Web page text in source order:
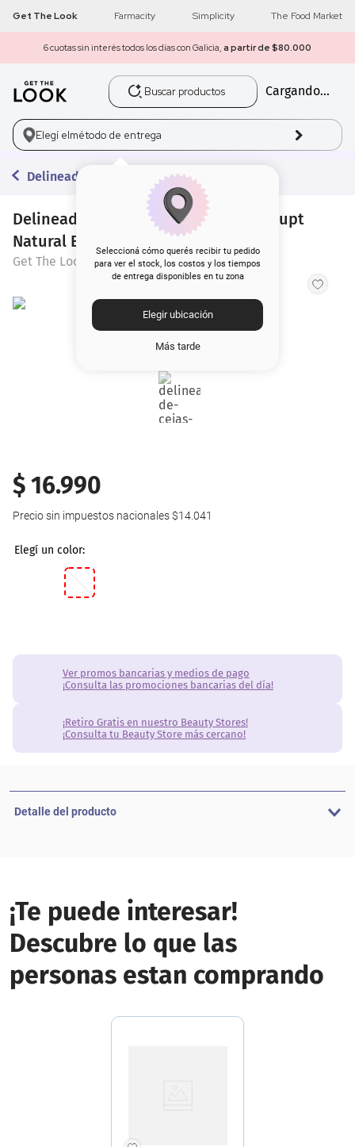
Get The Look Farmacity Simplicity The Food Market
6 cuotas sin interés todos los días con Galicia, a partir de $80.000
Buscar productos
Cargando...
Elegí elmétodo de entrega
Seleccioná cómo querés recibir tu pedido
para ver el stock, los costos y los tiempos
de entrega disponibles en tu zona
Elegir ubicación
Más tarde
Delineadores
Delineador de Cejas Get The Look Scupt
Natural Brow Liner
Get The Look
$16.990
Precio sin impuestos nacionales $14.041
Ver promos bancarias y medios de pago
¡Consulta las promociones bancarias del día!
¡Retiro Gratis en nuestro Beauty Stores!
¡Consulta tu Beauty Store más cercano!
Detalle del producto
¡Te puede interesar!
Descubre lo que las
personas estan comprando
1 get the look
2 máscara pestañas
3.
5. corrector